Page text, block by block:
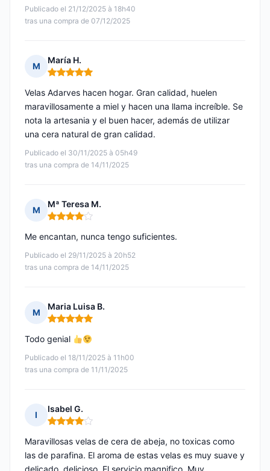
Publicado el 21/12/2025 à 18h40
tras una compra de 07/12/2025
M
María H.
Nota: 5 de 5
Publicado el 30/11/2025 à 05h49
tras una compra de 14/11/2025
Velas Adarves hacen hogar. Gran calidad, huelen
maravillosamente a miel y hacen una llama increíble. Se
nota la artesania y el buen hacer, además de utilizar
una cera natural de gran calidad.
M
Mª Teresa M.
Nota: 4 de 5
Publicado el 29/11/2025 à 20h52
tras una compra de 14/11/2025
Me encantan, nunca tengo suficientes.
M
Maria Luisa B.
Nota: 5 de 5
Publicado el 18/11/2025 à 11h00
tras una compra de 11/11/2025
Todo genial
I
Isabel G.
Nota: 4 de 5
Maravillosas velas de cera de abeja, no toxicas como
las de parafina. El aroma de estas velas es muy suave y